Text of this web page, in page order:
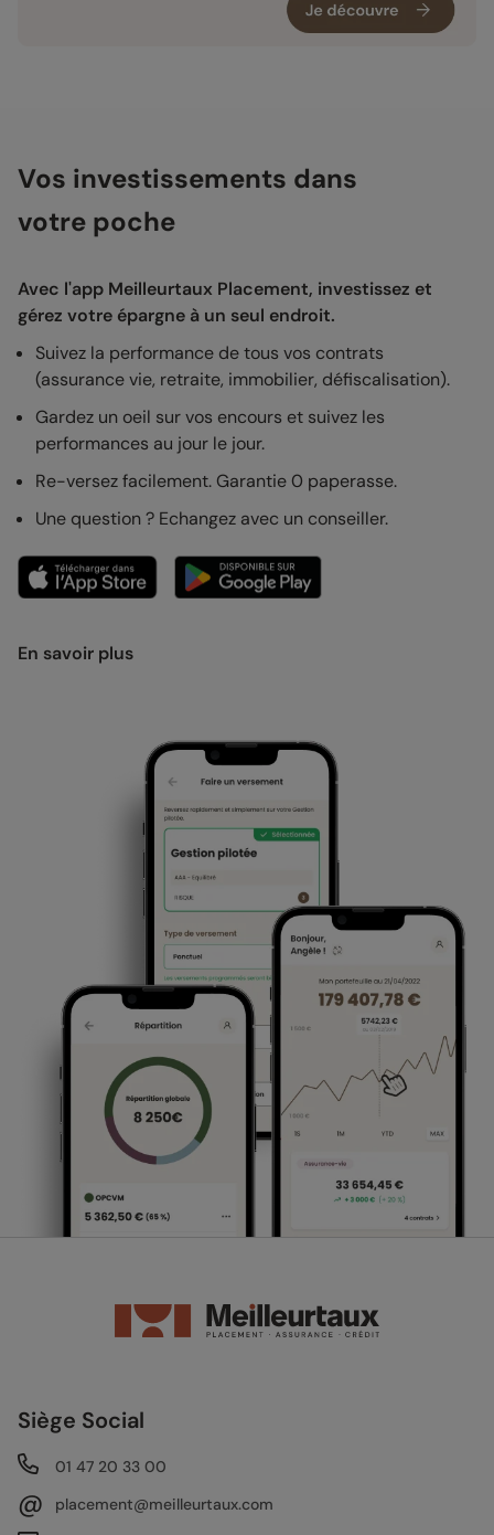
Vos investissements dans
votre poche
Avec l'app Meilleurtaux Placement, investissez et
gérez votre épargne à un seul endroit.
Suivez la performance de tous vos contrats
(assurance vie, retraite, immobilier, défiscalisation).
Gardez un oeil sur vos encours et suivez les
performances au jour le jour.
Re-versez facilement. Garantie 0 paperasse.
Une question ? Echangez avec un conseiller.
En savoir plus
Siège Social
01 47 20 33 00
@
placement@meilleurtaux.com